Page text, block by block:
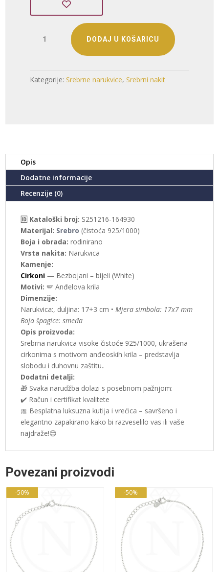
NARUKVICA
-
DODAJ U KOŠARICU
Kategorije:Srebrne narukvice,Srebrni nakit
Opis
Dodatne informacije
Recenzije (0)
🆔 Kataloški broj: S251216-164930
Materijal: Srebro (čistoća 925/1000)
Boja i obrada: rodinirano
Vrsta nakita: Narukvica
Kamenje:
Cirkoni — Bezbojani – bijeli (White)
Motivi: 🪽 Anđelova krila
Dimenzije:
Narukvica:, duljina: 17+3 cm •Mjera simbola: 17x7 mm
Boja špagice: smeđa
Opis proizvoda:
Srebrna narukvica visoke čistoće 925/1000, ukrašena
cirkonima s motivom anđeoskih krila – predstavlja
slobodu i duhovnu zaštitu..
Dodatni detalji:
🎁 Svaka narudžba dolazi s posebnom pažnjom:
✔️ Račun i certifikat kvalitete
🎀 Besplatna luksuzna kutija i vrećica – savršeno i
elegantno zapakirano kako bi razveselilo vas ili vaše
najdraže!😊
Povezani proizvodi
-50% -50%